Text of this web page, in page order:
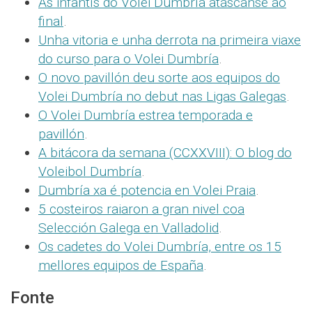
final
Unha vitoria e unha derrota na primeira viaxe
do curso para o Volei Dumbría
O novo pavillón deu sorte aos equipos do
Volei Dumbría no debut nas Ligas Galegas
O Volei Dumbría estrea temporada e
pavillón
A bitácora da semana (CCXXVIII): O blog do
Voleibol Dumbría
Dumbría xa é potencia en Volei Praia
5 costeiros raiaron a gran nivel coa
Selección Galega en Valladolid
Os cadetes do Volei Dumbría, entre os 15
mellores equipos de España
Fonte